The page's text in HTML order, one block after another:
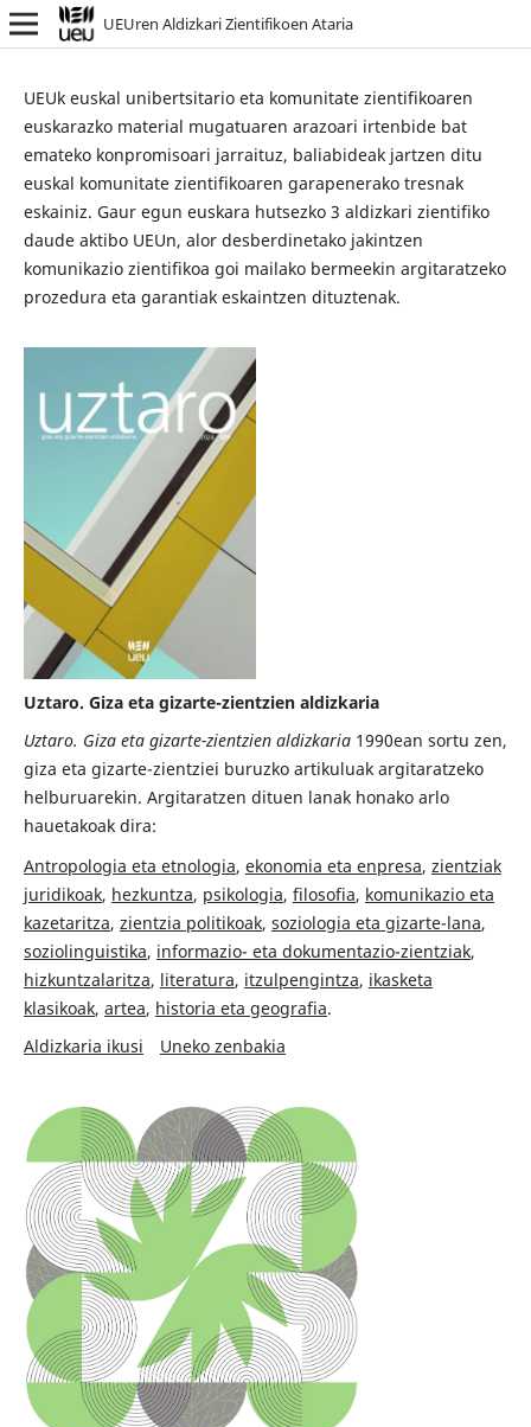
UEUren Aldizkari Zientifikoen Ataria
UEUk euskal unibertsitario eta komunitate zientifikoaren
euskarazko material mugatuaren arazoari irtenbide bat
emateko konpromisoari jarraituz, baliabideak jartzen ditu
euskal komunitate zientifikoaren garapenerako tresnak
eskainiz. Gaur egun euskara hutsezko 3 aldizkari zientifiko
daude aktibo UEUn, alor desberdinetako jakintzen
komunikazio zientifikoa goi mailako bermeekin argitaratzeko
prozedura eta garantiak eskaintzen dituztenak.
Uztaro. Giza eta gizarte-zientzien aldizkaria
Uztaro. Giza eta gizarte-zientzien aldizkaria1990ean sortu zen,
giza eta gizarte-zientziei buruzko artikuluak argitaratzeko
helburuarekin. Argitaratzen dituen lanak honako arlo
hauetakoak dira:
Antropologia eta etnologia, ekonomia eta enpresa, zientziak
juridikoak, hezkuntza, psikologia, filosofia, komunikazio eta
kazetaritza, zientzia politikoak, soziologia eta gizarte-lana,
soziolinguistika, informazio- eta dokumentazio-zientziak,
hizkuntzalaritza, literatura, itzulpengintza, ikasketa
klasikoak, artea, historia eta geografia.
Aldizkaria ikusi
Uneko zenbakia